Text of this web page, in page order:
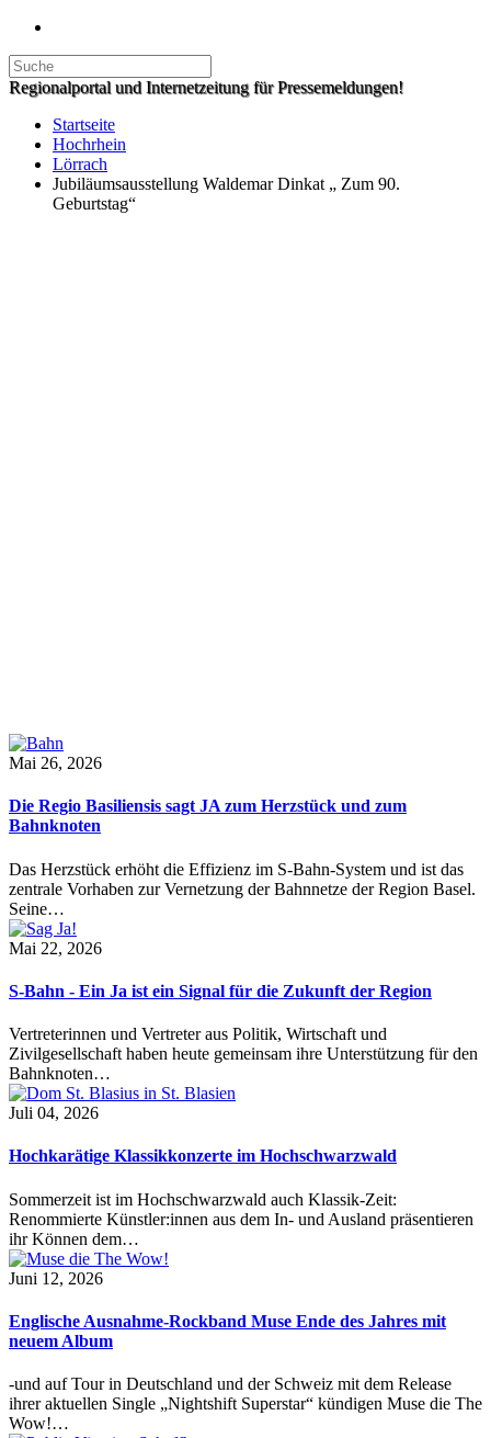
Regionalportal und Internetzeitung für Pressemeldungen!
Startseite
Hochrhein
Lörrach
Jubiläumsausstellung Waldemar Dinkat „ Zum 90.
Geburtstag“
Mai 26, 2026
Die Regio Basiliensis sagt JA zum Herzstück und zum
Bahnknoten
Das Herzstück erhöht die Effizienz im S-Bahn-System und ist das
zentrale Vorhaben zur Vernetzung der Bahnnetze der Region Basel.
Seine…
Mai 22, 2026
S-Bahn - Ein Ja ist ein Signal für die Zukunft der Region
Vertreterinnen und Vertreter aus Politik, Wirtschaft und
Zivilgesellschaft haben heute gemeinsam ihre Unterstützung für den
Bahnknoten…
Juli 04, 2026
Hochkarätige Klassikkonzerte im Hochschwarzwald
Sommerzeit ist im Hochschwarzwald auch Klassik-Zeit:
Renommierte Künstler:innen aus dem In- und Ausland präsentieren
ihr Können dem…
Juni 12, 2026
Englische Ausnahme-Rockband Muse Ende des Jahres mit
neuem Album
-und auf Tour in Deutschland und der Schweiz mit dem Release
ihrer aktuellen Single „Nightshift Superstar“ kündigen Muse die The
Wow!…